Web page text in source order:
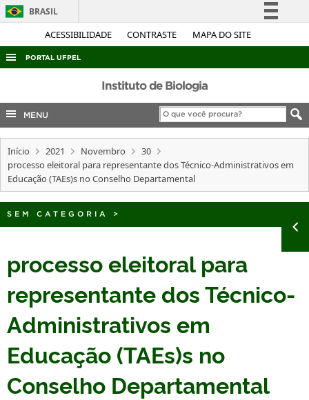
ACESSIBILIDADE CONTRASTE MAPA DO SITE
BRASIL
Simplifique!
Acesso à informação
Legislação
Canais
PORTAL UFPEL
ACESSO À INFORMAÇÃO
AUDITORIA
COBALTO
CONCURSOS
EDITAIS
TELEFONES
Instituto de Biologia
MENU
Início 2021 Novembro
30
processo eleitoral para representante dos Técnico-Administrativos em
Educação (TAEs)s no Conselho Departamental
SEM CATEGORIA >
processo eleitoral para
representante dos Técnico-
Administrativos em
Educação (TAEs)s no
Conselho Departamental